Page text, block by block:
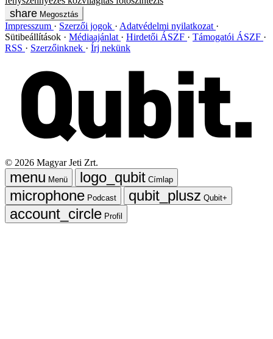
Megosztás
Impresszum Szerzői jogok
Adatvédelmi nyilatkozat
Sütibeállítások
Médiaajánlat Hirdetői ÁSZF
Támogatói ÁSZF
RSS
Szerzőinknek Írj nekünk
© 2026 Magyar Jeti Zrt.
Menü
Címlap
Podcast
Qubit+
Profil